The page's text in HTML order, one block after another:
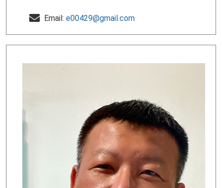
Email: e00429@gmail.com